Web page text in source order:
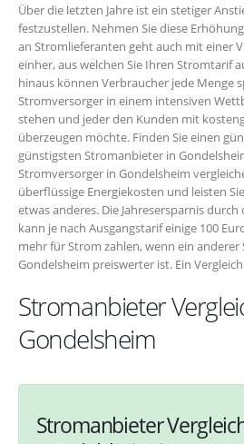
Über die letzten Jahre ist ein stetiger
festzustellen. Nehmen Sie diese
an Stromlieferanten geht auch mit einer
einher, aus welchen Sie Ihren Stromtarif
hinaus können Verbraucher jede Menge
Stromversorger in einem intensiven
stehen und jeder den Kunden mit
überzeugen möchte. Finden Sie einen
günstigsten Stromanbieter in
Stromversorger in Gondelsheim
überflüssige Energiekosten und leisten
etwas anderes. Die Jahresersparnis
kann je nach Ausgangstarif einige 100
mehr für Strom zahlen, wenn ein
Gondelsheim preiswerter ist. Ein
Stromanbieter
Gondelsheim
Stromanbieter